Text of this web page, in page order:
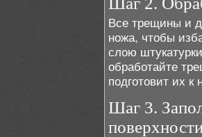
Все трещины и
ножа, чтобы
слою
обработайте
подготовит их к
Шаг 3.